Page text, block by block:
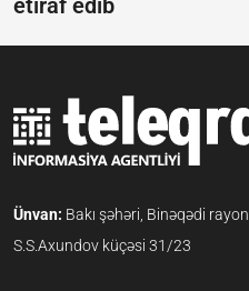
etiraf edib
Ünvan: Bakı şəhəri, Binəqədi
S.S.Axundov küçəsi 31/23